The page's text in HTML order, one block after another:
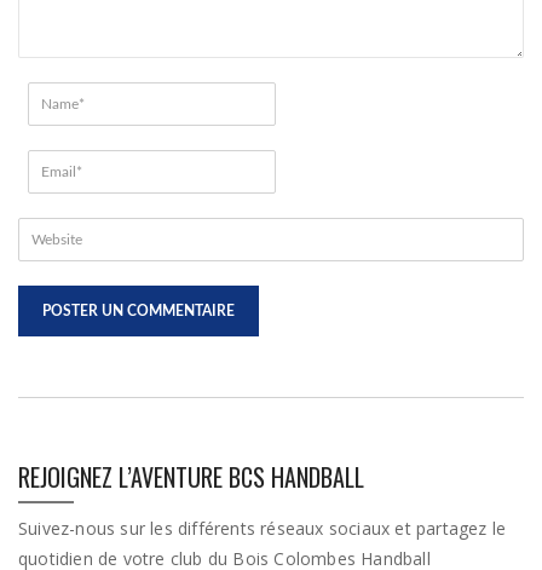
REJOIGNEZ L’AVENTURE BCS HANDBALL
Suivez-nous sur les différents réseaux sociaux et partagez le
quotidien de votre club du Bois Colombes Handball